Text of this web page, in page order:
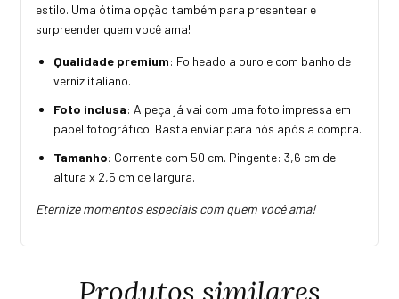
estilo. Uma ótima opção também para presentear e
surpreender quem você ama!
Qualidade premium: Folheado a ouro e com banho de
verniz italiano.
Foto inclusa: A peça já vai com uma foto impressa em
papel fotográfico. Basta enviar para nós após a compra.
Tamanho: Corrente com 50 cm. Pingente: 3,6 cm de
altura x 2,5 cm de largura.
Eternize momentos especiais com quem você ama!
Produtos similares